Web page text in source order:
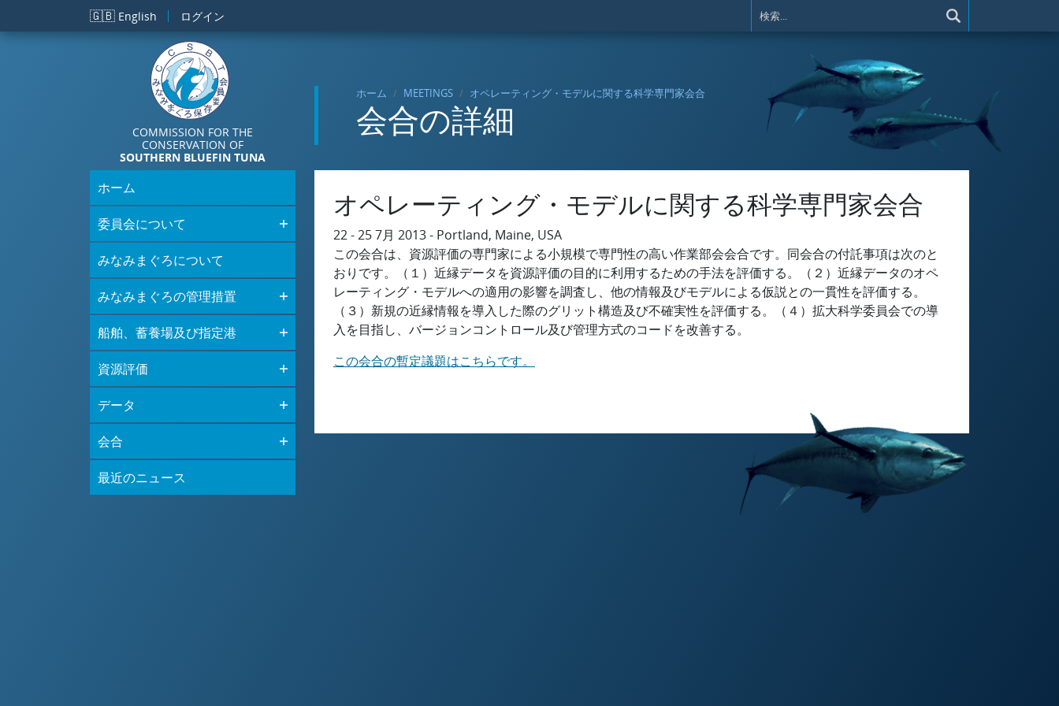
メインコンテンツに移動
🇬🇧 English ログイン
COMMISSION FOR THE
CONSERVATION OF
SOUTHERN BLUEFIN TUNA
ホーム MEETINGS オペレーティング・モデルに関する科学専門家会合
会合の詳細
ホーム
委員会について
みなみまぐろについて
みなみまぐろの管理措置
船舶、蓄養場及び指定港
資源評価
データ
会合
最近のニュース
オペレーティング・モデルに関する科学専門家会合
22 - 25 7月 2013 - Portland, Maine, USA
この会合は、資源評価の専門家による小規模で専門性の高い作業部会会合です。同会合の付託事項は次のと
おりです。（１）近縁データを資源評価の目的に利用するための手法を評価する。（２）近縁データのオペ
レーティング・モデルへの適用の影響を調査し、他の情報及びモデルによる仮説との一貫性を評価する。
（３）新規の近縁情報を導入した際のグリット構造及び不確実性を評価する。（４）拡大科学委員会での導
入を目指し、バージョンコントロール及び管理方式のコードを改善する。
この会合の暫定議題はこちらです。